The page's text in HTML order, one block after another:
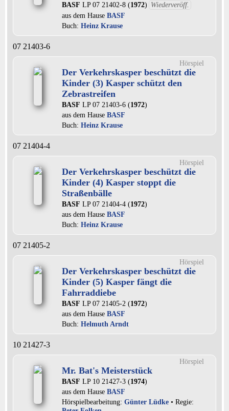
BASF LP 07 21402-8 (1972) Wiederveröff.
aus dem Hause BASF
Buch: Heinz Krause
07 21403-6
Hörspiel
Der Verkehrskasper beschützt die
Kinder (3) Kasper schützt den
Zebrastreifen
BASF LP 07 21403-6 (1972)
aus dem Hause BASF
Buch: Heinz Krause
07 21404-4
Hörspiel
Der Verkehrskasper beschützt die
Kinder (4) Kasper stoppt die
Straßenbälle
BASF LP 07 21404-4 (1972)
aus dem Hause BASF
Buch: Heinz Krause
07 21405-2
Hörspiel
Der Verkehrskasper beschützt die
Kinder (5) Kasper fängt die
Fahrraddiebe
BASF LP 07 21405-2 (1972)
aus dem Hause BASF
Buch: Helmuth Arndt
10 21427-3
Hörspiel
Mr. Bat's Meisterstück
BASF LP 10 21427-3 (1974)
aus dem Hause BASF
Hörspielbearbeitung: Günter Lüdke • Regie: